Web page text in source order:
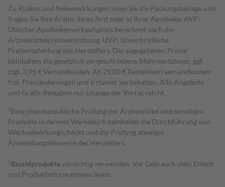
Zu Risiken und Nebenwirkungen lesen Sie die Packungsbeilage und
fragen Sie Ihre Ärztin, Ihren Arzt oder in Ihrer Apotheke. AVP:
Üblicher Apothekenverkaufspreis berechnet nach der
Arzneimittelpreisverordnung. UVP: Unverbindliche
Preisempfehlung des Herstellers. Die angegebenen Preise
beinhalten die gesetzlich vorgeschriebene Mehrwertsteuer, ggf.
zzgl. 3,95 € Versandkosten. Ab 29,00 € Bestell­wert versand­kosten­
frei. Preisänderungen und Irrtümer vorbehalten. Alle Angebote
und Gratis-Beigaben nur solange der Vorrat reicht.
1 Eine pharmazeutische Prüfung der Arzneimittel und sonstigen
Produkte in deinem Warenkorb beinhaltet die Durchführung von
Wechselwirkungschecks und die Prüfung etwaiger
Anwendungshinweise des Herstellers.
2Biozidproduktevorsichtig verwenden. Vor Gebrauch stets Etikett
und Produktinformationen lesen.